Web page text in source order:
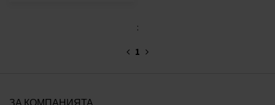
:
1
ЗА КОМПАНИЯТА